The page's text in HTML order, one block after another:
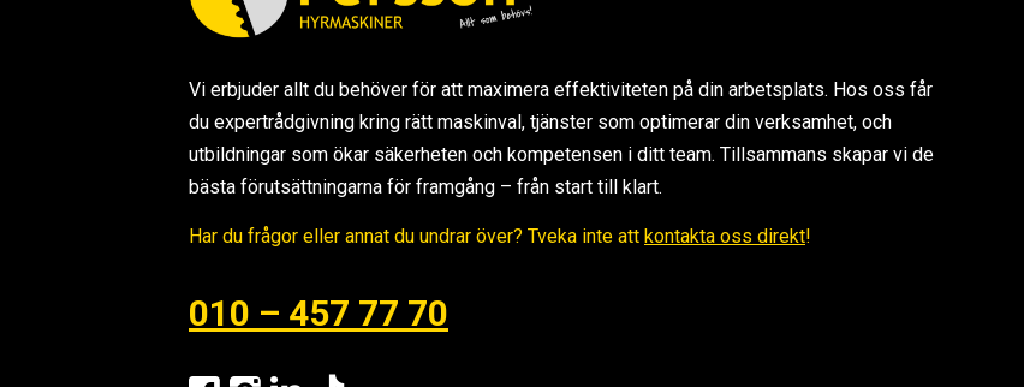
Vi erbjuder allt du behöver för att maximera effektiviteten på din arbetsplats. Hos oss får
du expertrådgivning kring rätt maskinval, tjänster som optimerar din verksamhet, och
utbildningar som ökar säkerheten och kompetensen i ditt team. Tillsammans skapar vi de
bästa förutsättningarna för framgång – från start till klart.
Har du frågor eller annat du undrar över? Tveka inte att kontakta oss direkt!
010 – 457 77 70